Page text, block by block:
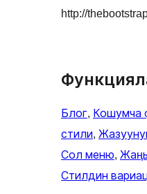
http://
Блог, Кошумча
стили,
Сол меню,
Стилдин